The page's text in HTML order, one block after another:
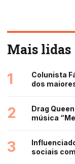
Mais lidas
1
Colunista
dos
2
Drag
música
3
sociais